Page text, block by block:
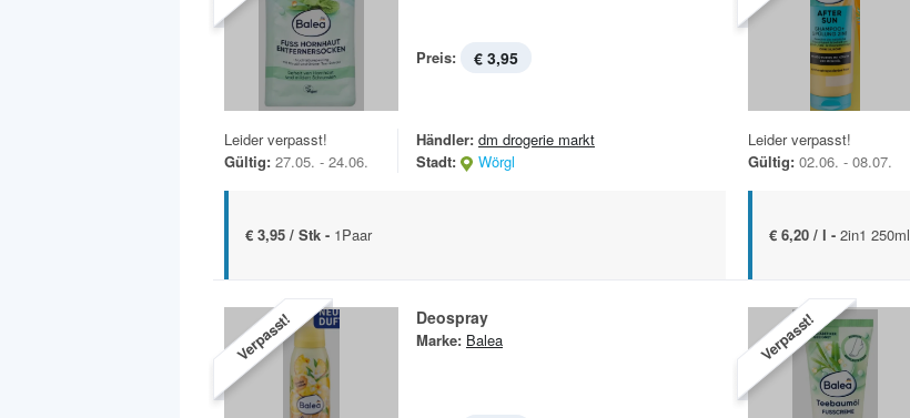
Preis: € 3,95
Leider verpasst!
Gültig: 27.05. - 24.06.
Händler: dm drogerie markt
Stadt:
Wörgl
€ 3,95 / Stk - 1Paar
Leider verpasst!
Gültig: 02.06. - 08.07.
€ 6,20 / l - 2in1 250ml
Verpasst! Deospray
Marke: Balea Verpasst!